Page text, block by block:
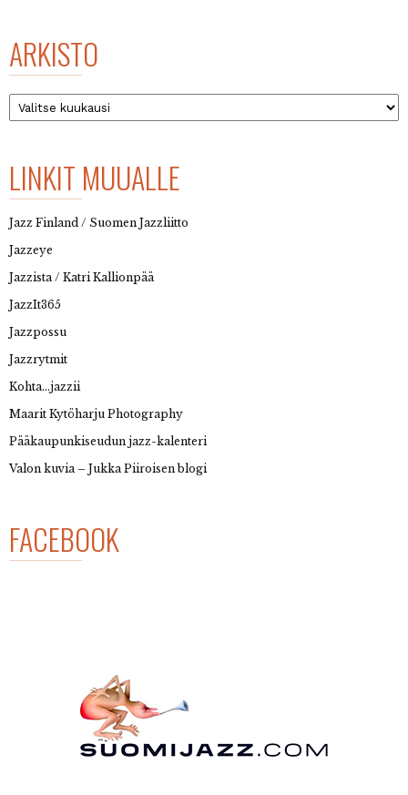
ARKISTO
Arkisto
LINKIT MUUALLE
Jazz Finland / Suomen Jazzliitto
Jazzeye
Jazzista / Katri Kallionpää
JazzIt365
Jazzpossu
Jazzrytmit
Kohta…jazzii
Maarit Kytöharju Photography
Pääkaupunkiseudun jazz-kalenteri
Valon kuvia – Jukka Piiroisen blogi
FACEBOOK